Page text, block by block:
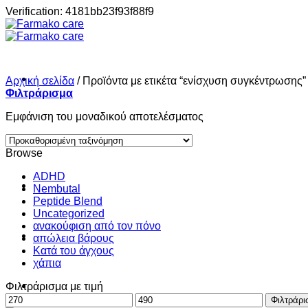
Verification: 4181bb23f93f88f9Μετάβαση
Σπίτι
Shop
About
Contact
Αρχική σελίδα /Προϊόντα με ετικέτα “ενίσχυση συγκέντρωσης”
Φιλτράρισμα
Εμφάνιση του μοναδικού αποτελέσματος
Browse
ADHD
Nembutal
Peptide Blend
Uncategorized
ανακούφιση από τον πόνο
απώλεια βάρους
Κατά του άγχους
χάπια
Φιλτράρισμα με τιμή
Ελάχιστη
Μέγιστη